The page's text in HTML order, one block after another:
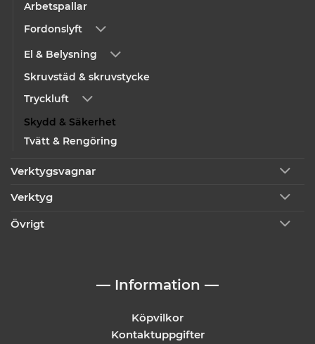
Arbetspallar
Fordonslyft
El & Belysning
Skruvstäd & skruvstycke
Tryckluft
Skydd & Säkerhet
Tvätt & Rengöring
Verktygsvagnar
Verktyg
Övrigt
— Information —
Köpvilkor
Kontaktuppgifter